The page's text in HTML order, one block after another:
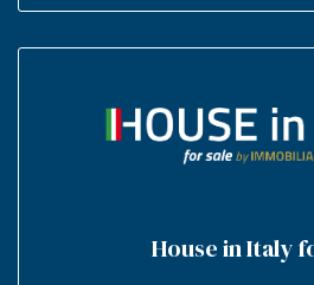
House in Italy